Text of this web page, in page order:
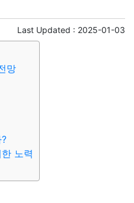
미용 증권 인테리어
생활
Last Updated : 2025-01-03
망
노력